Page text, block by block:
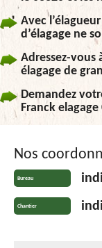
Avec
d’élagage ne
Adressez-vous
élagage de
Demandez
Franck elagage
Nos
Bureau
Chantier